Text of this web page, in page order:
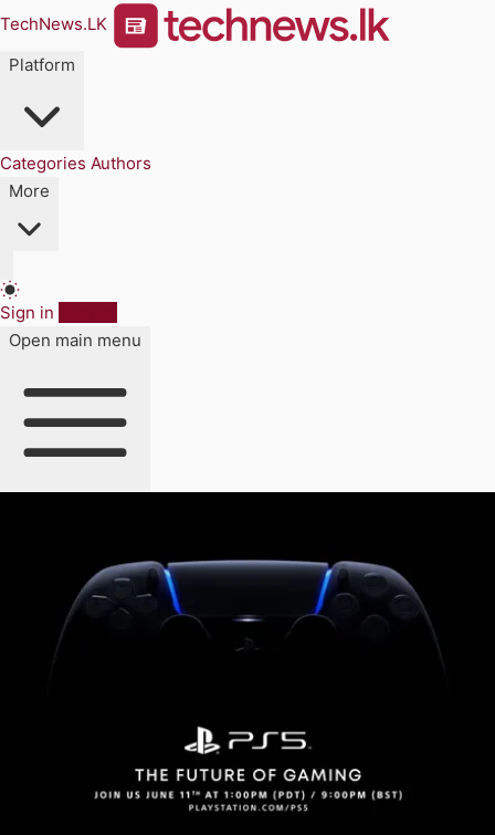
TechNews.LK
Platform
Categories Authors
More
Sign in
Open main menu